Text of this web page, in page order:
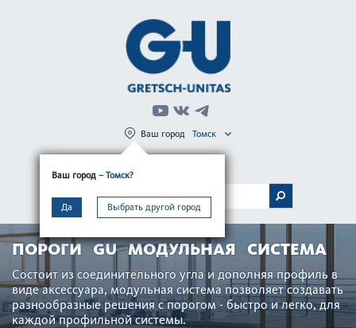
Ваш город – Томск?
Да Выбрать другой город
Ваш город Томск
МЕНЮ
ПОРОГИ GU МОДУЛЬНАЯ СИСТЕМА
Состоит из соединительного угла и дополняя профиль в
виде аксессуара, модульная система позволяет создавать
разнообразные решения с порогом - быстро и легко, для
каждой профильной системы.